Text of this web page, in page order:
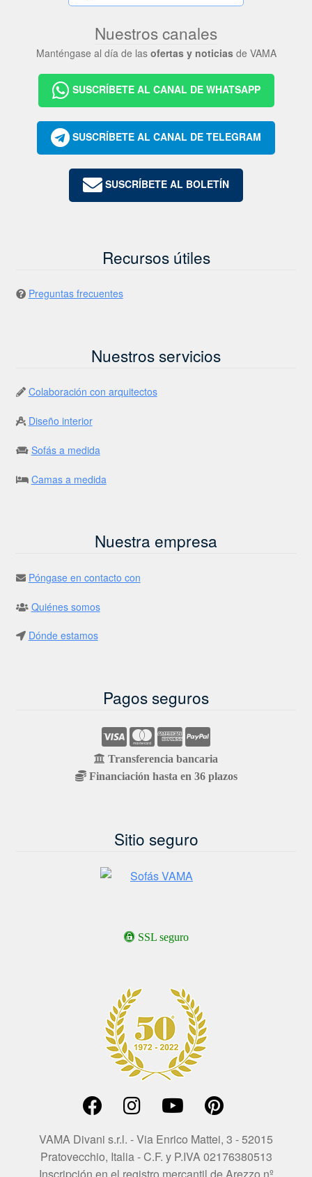
Nuestros canales
Manténgase al día de las ofertas y noticiasde VAMA
SUSCRÍBETE AL CANAL DE WHATSAPP
SUSCRÍBETE AL CANAL DE TELEGRAM
SUSCRÍBETE AL BOLETÍN
Recursos útiles
Preguntas frecuentes
Nuestros servicios
Colaboración con arquitectos
Diseño interior
Sofás a medida
Camas a medida
Nuestra empresa
Póngase en contacto con
Quiénes somos
Dónde estamos
Pagos seguros
Transferencia bancaria
Financiación hasta en 36 plazos
Sitio seguro
SSL seguro
VAMA Divani s.r.l. - Via Enrico Mattei, 3 - 52015
Pratovecchio, Italia - C.F. y P.IVA 02176380513
Inscripción en el registro mercantil de Arezzo nº